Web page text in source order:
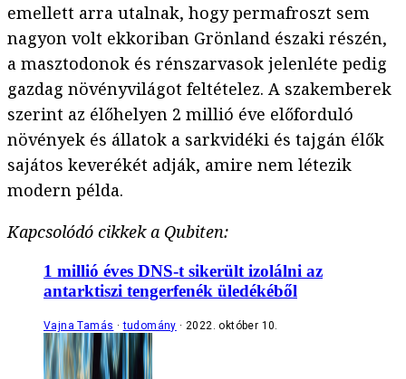
emellett arra utalnak, hogy permafroszt sem
nagyon volt ekkoriban Grönland északi részén,
a masztodonok és rénszarvasok jelenléte pedig
gazdag növényvilágot feltételez. A szakemberek
szerint az élőhelyen 2 millió éve előforduló
növények és állatok a sarkvidéki és tajgán élők
sajátos keverékét adják, amire nem létezik
modern példa.
Kapcsolódó cikkek a Qubiten:
1 millió éves DNS-t sikerült izolálni az
antarktiszi tengerfenék üledékéből
Vajna Tamás tudomány 2022. október 10.